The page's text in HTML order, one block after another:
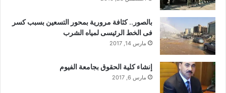
بالصور.. كثافة مرورية بمحور التسعين بسبب كسر
فى الخط الرئيسى لمياه الشرب
مارس 14, 2017
إنشاء كلية الحقوق بجامعة الفيوم
مارس 6, 2017